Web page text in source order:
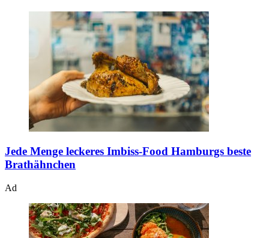
Jede Menge leckeres Imbiss-Food Hamburgs beste
Brathähnchen
Ad